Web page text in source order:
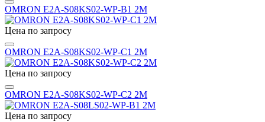
OMRON E2A-S08KS02-WP-B1 2M
Цена по запросу
OMRON E2A-S08KS02-WP-C1 2M
Цена по запросу
OMRON E2A-S08KS02-WP-C2 2M
Цена по запросу